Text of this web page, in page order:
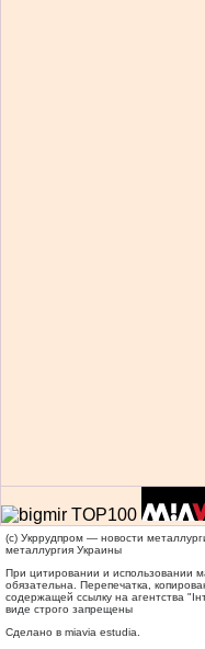
(c) Укррудпром — новости
металлургия Украины
При цитировании и использовании
обязательна. Перепечатка,
содержащей ссылку на агентства
виде строго запрещены
Сделано в miavia estudia.